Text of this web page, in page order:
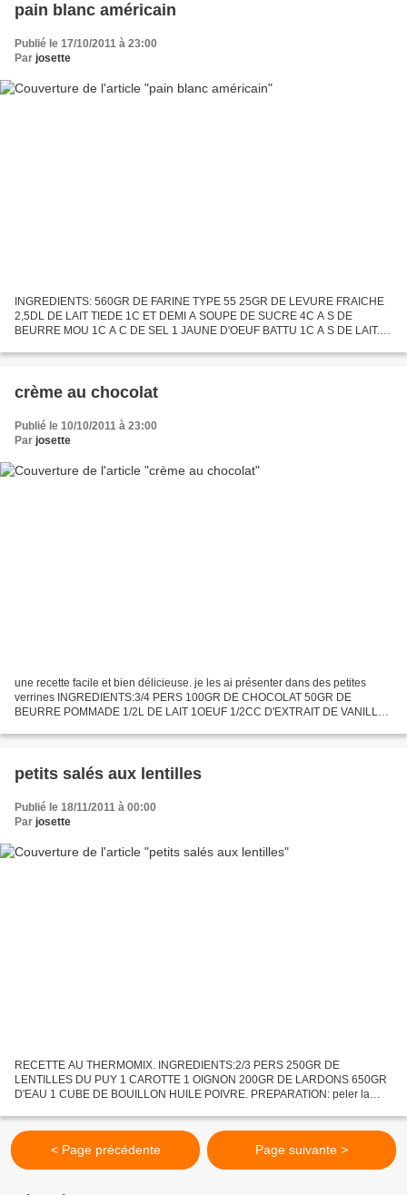
pain blanc américain
Publié le 17/10/2011 à 23:00
Par josette
INGREDIENTS: 560GR DE FARINE TYPE 55 25GR DE LEVURE FRAICHE
2,5DL DE LAIT TIEDE 1C ET DEMI A SOUPE DE SUCRE 4C A S DE
BEURRE MOU 1C A C DE SEL 1 JAUNE D'OEUF BATTU 1C A S DE LAIT.
45°avec...
crème au chocolat
Publié le 10/10/2011 à 23:00
Par josette
une recette facile et bien délicieuse. je les ai présenter dans des petites
verrines INGREDIENTS:3/4 PERS 100GR DE CHOCOLAT 50GR DE
BEURRE POMMADE 1/2L DE LAIT 1OEUF 1/2CC D'EXTRAIT DE VANILLE
petits salés aux lentilles
Publié le 18/11/2011 à 00:00
Par josette
RECETTE AU THERMOMIX. INGREDIENTS:2/3 PERS 250GR DE
LENTILLES DU PUY 1 CAROTTE 1 OIGNON 200GR DE LARDONS 650GR
D'EAU 1 CUBE DE BOUILLON HUILE POIVRE. PREPARATION: peler la
trop...
< Page précédente Page suivante >